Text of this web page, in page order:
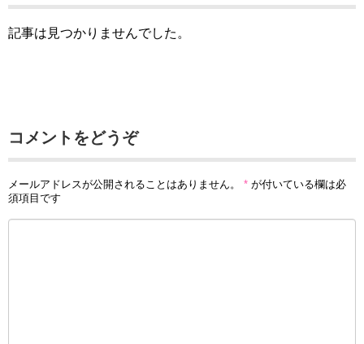
記事は見つかりませんでした。
コメントをどうぞ
メールアドレスが公開されることはありません。 * が付いている欄は必
須項目です